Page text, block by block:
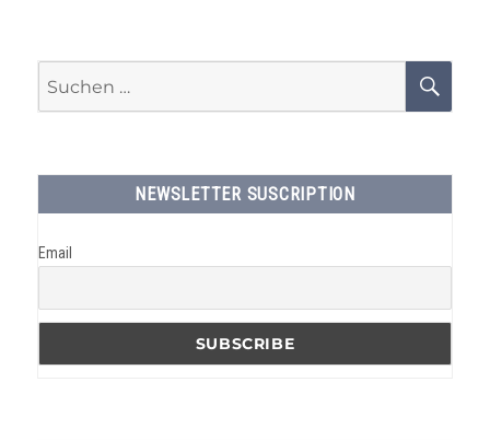
nach:
NEWSLETTER SUSCRIPTION
Email